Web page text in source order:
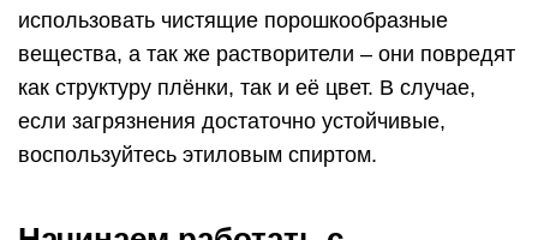
использовать чистящие порошкообразные
вещества, а так же растворители – они повредят
как структуру плёнки, так и её цвет. В случае,
если загрязнения достаточно устойчивые,
воспользуйтесь этиловым спиртом.